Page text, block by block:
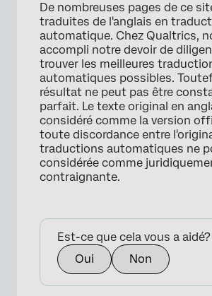
De nombreuses pages de ce
traduites de l'anglais en
automatique. Chez Qualtrics,
accompli notre devoir de
trouver les meilleures
automatiques possibles.
résultat ne peut pas être
parfait. Le texte original en
considéré comme la version
toute discordance entre
traductions automatiques ne
considérée comme
contraignante.
Est-ce que cela vous a aidé?
Oui
Non